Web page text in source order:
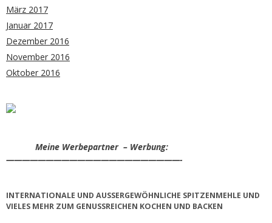
März 2017
Januar 2017
Dezember 2016
November 2016
Oktober 2016
Meine Werbepartner – Werbung:
——————————————————————-
INTERNATIONALE UND AUSSERGEWÖHNLICHE SPITZENMEHLE UND V
IELES MEHR ZUM GENUSSREICHEN KOCHEN UND BACKEN